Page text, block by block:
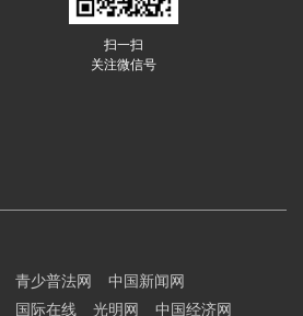
扫一扫
关注微信号
青少普法网
中国新闻网
国际在线 光明网 中国经济网